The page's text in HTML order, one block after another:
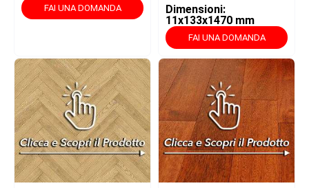
FAI UNA DOMANDA
Dimensioni:
11x133x1470 mm
FAI UNA DOMANDA